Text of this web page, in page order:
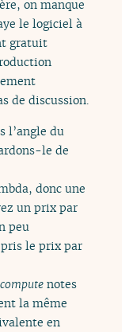
on manque
le logiciel à
gratuit
de discussion.
l’angle du
le de
donc une
un prix par
peu
le prix par
compute notes
la même
en